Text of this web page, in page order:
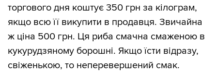
торгового дня коштує 350 грн за кілограм,
якщо всю її викупити в продавця. Звичайна
ж ціна 500 грн. Ця риба смачна смаженою в
кукурудзяному борошні. Якщо їсти відразу,
свіженькою, то неперевершений смак.